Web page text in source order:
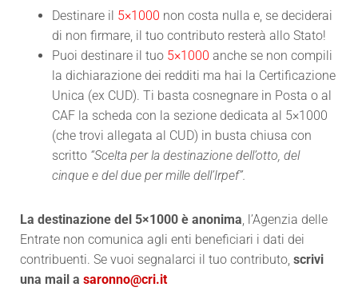
Destinare il 5×1000 non costa nulla e, se deciderai
di non firmare, il tuo contributo resterà allo Stato!
Puoi destinare il tuo 5×1000 anche se non compili
la dichiarazione dei redditi ma hai la Certificazione
Unica (ex CUD). Ti basta cosnegnare in Posta o al
CAF la scheda con la sezione dedicata al 5×1000
(che trovi allegata al CUD) in busta chiusa con
scritto “Scelta per la destinazione dell’otto, del
cinque e del due per mille dell’Irpef”.
La destinazione del 5×1000 è anonima, l’Agenzia delle
Entrate non comunica agli enti beneficiari i dati dei
contribuenti. Se vuoi segnalarci il tuo contributo, scrivi
una mail a saronno@cri.it